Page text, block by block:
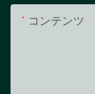
コンテンツ